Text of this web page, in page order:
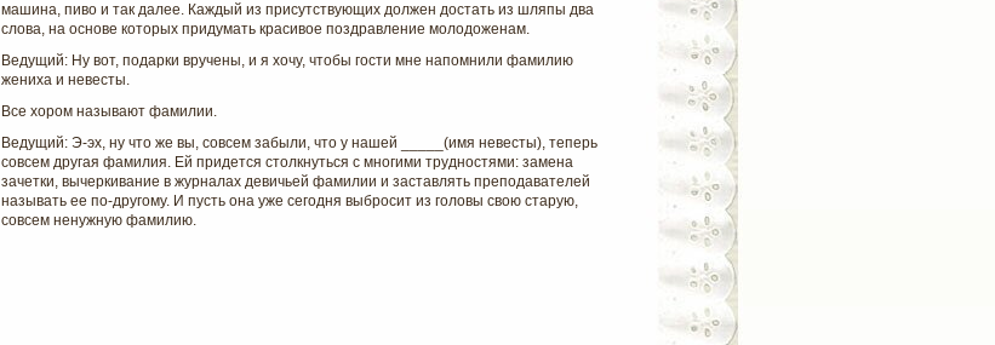
машина, пиво и так далее. Каждый из присутствующих должен достать из шляпы два
слова, на основе которых придумать красивое поздравление молодоженам.
Ведущий: Ну вот, подарки вручены, и я хочу, чтобы гости мне напомнили фамилию
жениха и невесты.
Все хором называют фамилии.
Ведущий: Э-эх, ну что же вы, совсем забыли, что у нашей _____(имя невесты), теперь
совсем другая фамилия. Ей придется столкнуться с многими трудностями: замена
зачетки, вычеркивание в журналах девичьей фамилии и заставлять преподавателей
называть ее по-другому. И пусть она уже сегодня выбросит из головы свою старую,
совсем ненужную фамилию.